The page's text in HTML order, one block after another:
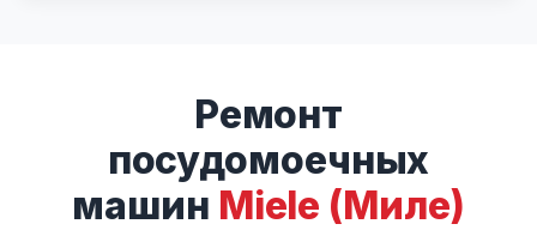
Ремонт
посудомоечных
машин Miele (Миле)